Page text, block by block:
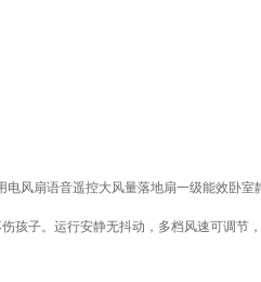
风扇语音遥控大风量落地扇一级能效卧室
孩子。运行安静无抖动，多档风速可调节